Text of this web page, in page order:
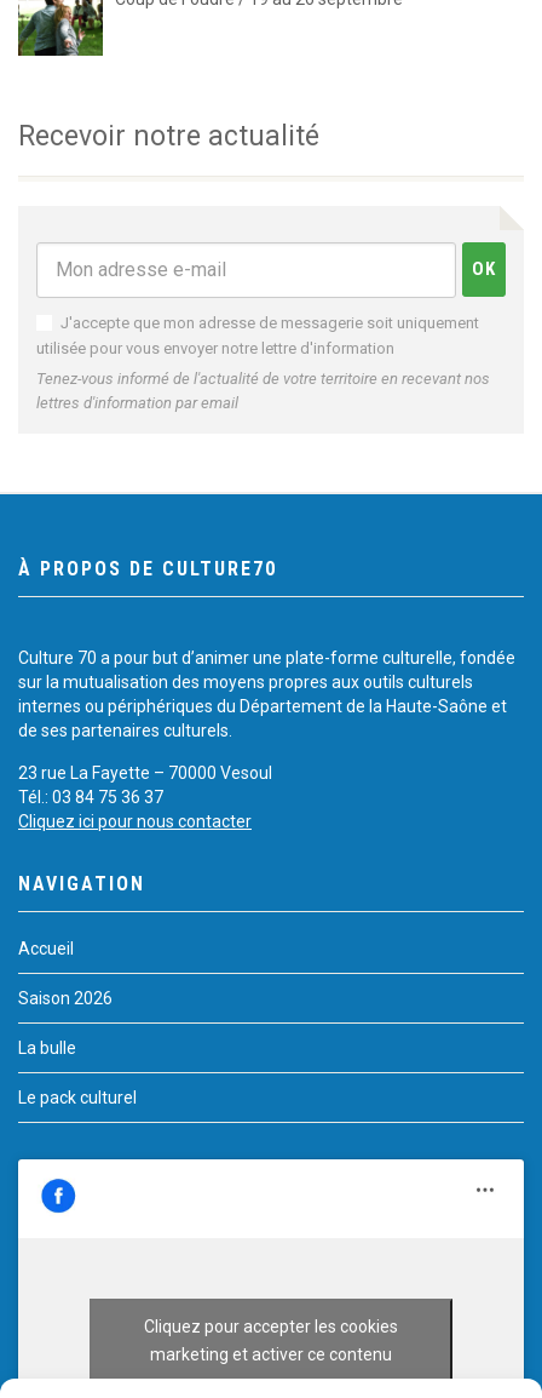
Recevoir notre actualité
J'accepte que mon adresse de messagerie soit uniquement
utilisée pour vous envoyer notre lettre d'information
Tenez-vous informé de l'actualité de votre territoire en recevant nos
lettres d'information par email
À PROPOS DE CULTURE70
Culture 70 a pour but d’animer une plate-forme culturelle, fondée
sur la mutualisation des moyens propres aux outils culturels
internes ou périphériques du Département de la Haute-Saône et
de ses partenaires culturels.
23 rue La Fayette – 70000 Vesoul
Tél.: 03 84 75 36 37
Cliquez ici pour nous contacter
NAVIGATION
Accueil
Saison 2026
La bulle
Le pack culturel
Cliquez pour accepter les cookies
marketing et activer ce contenu